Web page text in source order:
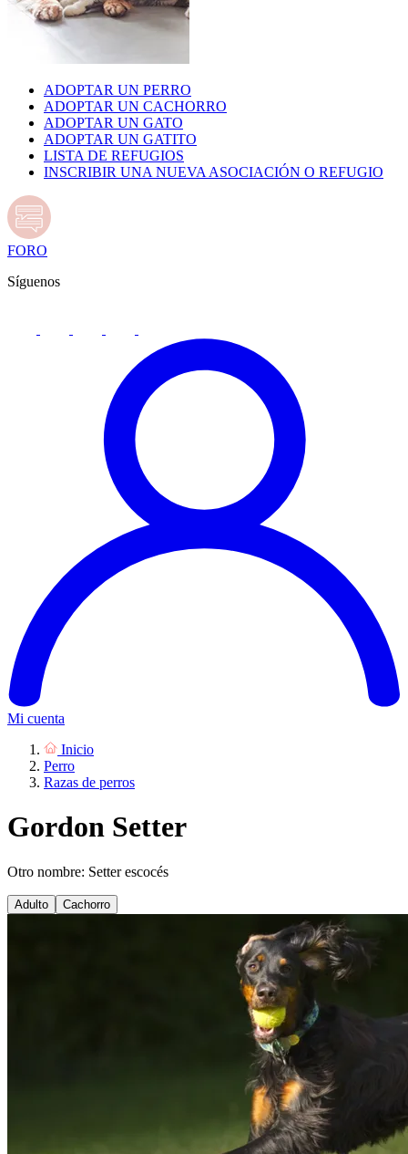
ADOPTAR UN PERRO
ADOPTAR UN CACHORRO
ADOPTAR UN GATO
ADOPTAR UN GATITO
LISTA DE REFUGIOS
INSCRIBIR UNA NUEVA ASOCIACIÓN O REFUGIO
FORO
Síguenos
Mi cuenta
Inicio
Perro
Razas de perros
Gordon Setter
Otro nombre: Setter escocés
Adulto Cachorro